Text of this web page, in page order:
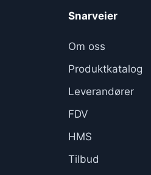
Snarveier
Om oss
Produktkatalog
Leverandører
FDV
HMS
Tilbud